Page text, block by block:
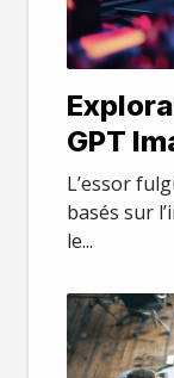
GPT
L’essor
basés sur
le...